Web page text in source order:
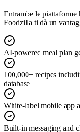
Entrambe le
Foodzilla ti dà un
AI-powered meal plan
100,000+ recipes
database
White-label mobile app
Built-in messaging and